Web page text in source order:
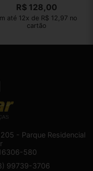
R$128,00
até 12x de R$ 12,97 no
cartão
- Parque Residencial
580
99739-3706